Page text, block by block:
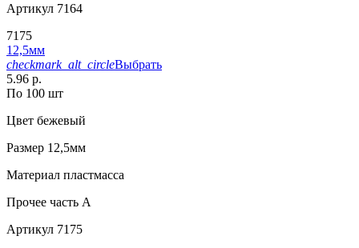
Артикул 7164
7175
12,5мм
checkmark_alt_circleВыбрать
5.96 р.
По 100 шт
Цвет бежевый
Размер 12,5мм
Материал пластмасса
Прочее часть A
Артикул 7175